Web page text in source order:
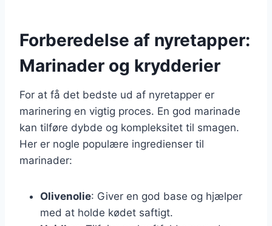
Forberedelse af nyretapper:
Marinader og krydderier
For at få det bedste ud af nyretapper er
marinering en vigtig proces. En god marinade
kan tilføre dybde og kompleksitet til smagen.
Her er nogle populære ingredienser til
marinader:
Olivenolie: Giver en god base og hjælper
med at holde kødet saftigt.